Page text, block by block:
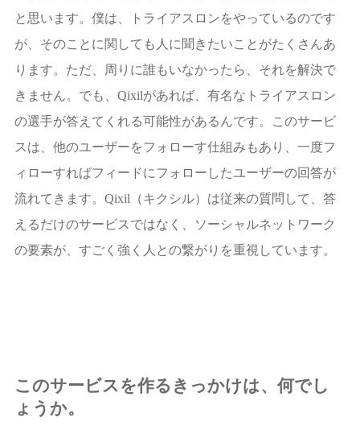
と思います。僕は、トライアスロンをやっているのです
が、そのことに関しても人に聞きたいことがたくさんあ
ります。ただ、周りに誰もいなかったら、それを解決で
きません。でも、Qixilがあれば、有名なトライアスロン
の選手が答えてくれる可能性があるんです。このサービ
スは、他のユーザーをフォローす仕組みもあり、一度フ
ィローすればフィードにフォローしたユーザーの回答が
流れてきます。Qixil（キクシル）は従来の質問して、答
えるだけのサービスではなく、ソーシャルネットワーク
の要素が、すごく強く人との繋がりを重視しています。
このサービスを作るきっかけは、何でし
ょうか。